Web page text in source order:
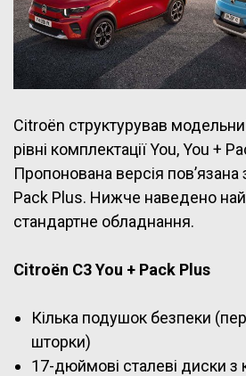
Citroën структурував
рівні комплектації You, You +
Пропонована версія
Pack Plus. Нижче наведено
стандартне обладнання.
Citroën C3 You + Pack Plus
Кілька подушок безпеки
шторки)
17-дюймові сталеві диски з